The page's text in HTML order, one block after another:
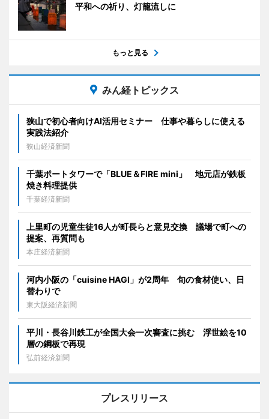
平和への祈り、灯籠流しに
もっと見る
みん経トピックス
狭山で初心者向けAI活用セミナー 仕事や暮らしに使える
実践法紹介
狭山経済新聞
千葉ポートタワーで「BLUE＆FIRE mini」 地元店が鉄板
焼き料理提供
千葉経済新聞
上里町の児童生徒16人が町長らと意見交換 議場で町への
提案、再質問も
本庄経済新聞
河内小阪の「cuisine HAGI」が2周年 旬の食材使い、日
替わりで
東大阪経済新聞
平川・長谷川鉄工が全国大会一次審査に挑む 浮世絵を10
層の鋼板で再現
弘前経済新聞
プレスリリース